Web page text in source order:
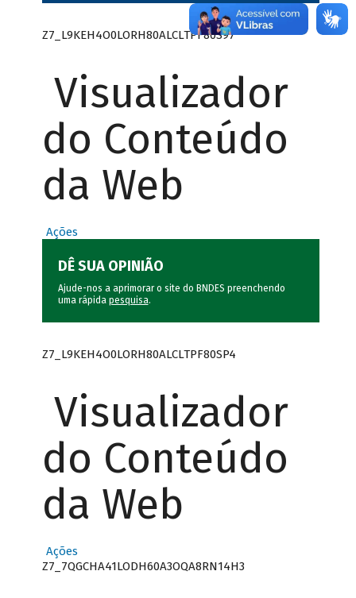
Z7_L9KEH4O0LORH80ALCLTPF80S97
Visualizador
do Conteúdo
da Web
Ações
DÊ SUA OPINIÃO
Ajude-nos a aprimorar o site do BNDES preenchendo
uma rápida pesquisa.
Z7_L9KEH4O0LORH80ALCLTPF80SP4
Visualizador
do Conteúdo
da Web
Ações
Z7_7QGCHA41LODH60A3OQA8RN14H3